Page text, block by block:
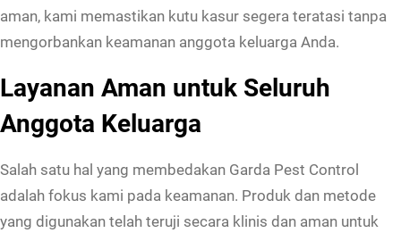
u
r
J
k
a
r
aman, kami memastikan kutu kasur segera teratasi tanpa
mengorbankan keamanan anggota keluarga Anda.
Layanan Aman untuk Seluruh
Anggota Keluarga
Salah satu hal yang membedakan Garda Pest Control
adalah fokus kami pada keamanan. Produk dan metode
yang digunakan telah teruji secara klinis dan aman untuk